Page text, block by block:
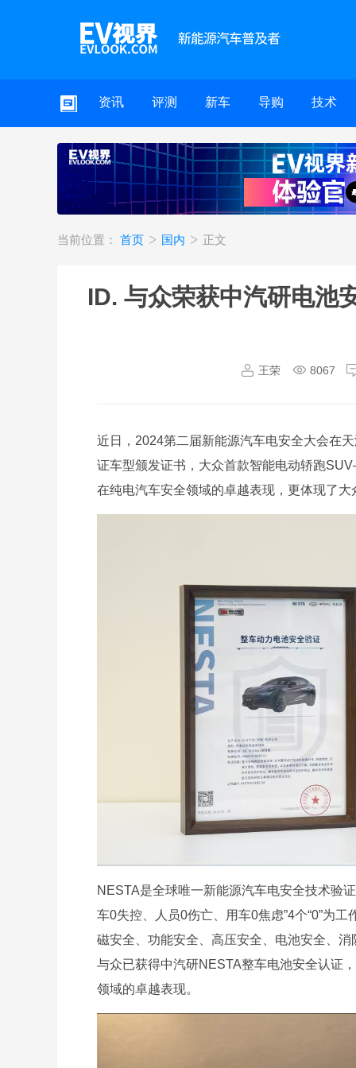
资讯 评测 新车 导购 技术
当前位置： 首页 国内 正文
ID. 与众荣获中汽研电池
王荣 8067
近日，2024第二届新能源汽车电安全大会在
证车型颁发证书，大众首款智能电动轿跑
在纯电汽车安全领域的卓越表现，更体现了
NESTA是全球唯一新能源汽车电安全技术验
车0失控、人员0伤亡、用车0焦虑”4个“0”为
磁安全、功能安全、高压安全、电池安全、
与众已获得中汽研NESTA整车电池安全认证
领域的卓越表现。